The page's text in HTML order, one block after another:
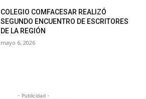
COLEGIO COMFACESAR REALIZÓ
SEGUNDO ENCUENTRO DE ESCRITORES
DE LA REGIÓN
mayo 6, 2026
- Publicidad -